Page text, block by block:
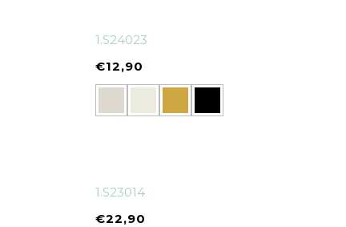
1.S24023
€12,90
1.S23014
€22,90